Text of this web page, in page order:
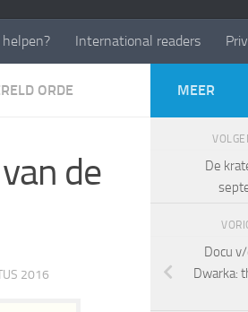
International readers
ORDE
de
2016
MEER
De
Docu
Dwarka: